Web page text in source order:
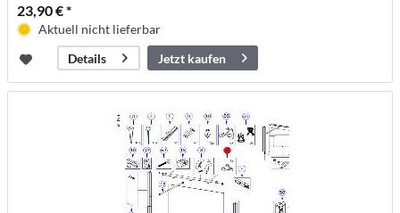
23,90 € *
Aktuell nicht lieferbar
Details
Jetzt kaufen